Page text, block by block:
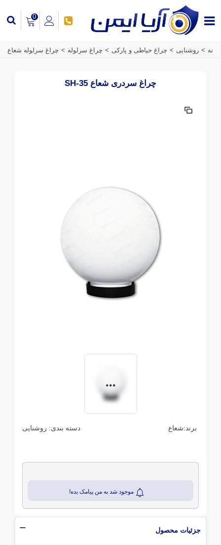
0
خانه > روشنایی > چراغ حیاطی و پارکی > چراغ سرلوله > چراغ سرلوله شعاع
چراغ سردری شعاع SH-35
برند:شعاع دسته بندی: روشنایی
موجود شد به من پیامک بده!
جزئیات محصول